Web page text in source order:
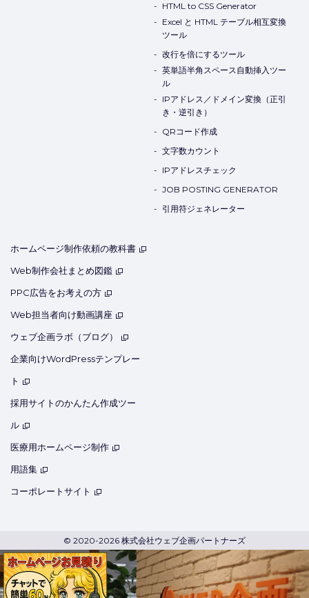
HTML to CSS Generator
Excel と HTML テーブル相互変換
ツール
改行を倍にするツール
英単語半角スペース自動挿入ツー
ル
IPアドレス／ドメイン変換（正引
き・逆引き）
QRコード作成
文字数カウント
IPアドレスチェック
JOB POSTING GENERATOR
引用符ジェネレーター
ホームページ制作依頼の教科書
Web制作会社まとめ図鑑
PPC広告をお考えの方
Web担当者向け動画講座
ウェブ企画ラボ（ブログ）
企業向けWordPressテンプレー
ト
採用サイトのかんたん作成ツー
ル
医療用ホームページ制作
用語集
コーポレートサイト
© 2020-2026 株式会社ウェブ企画パートナーズ